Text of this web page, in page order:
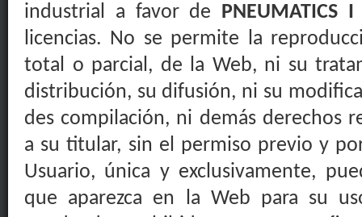
industrial a favor de PNEUMATICS
licencias. No se permite la
total o parcial, de la Web, ni su
distribución, su difusión, ni su
des compilación, ni demás derechos
a su titular, sin el permiso previo y
Usuario, única yexclusivamente,
que aparezca en la Web para su